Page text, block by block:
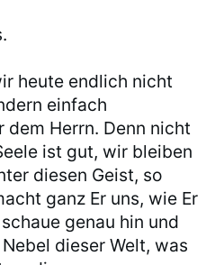
heute endlich nicht
einfach
dem Herrn. Denn nicht
ist gut, wir bleiben
diesen Geist, so
ganz Er uns, wie Er
genau hin und
dieser Welt, was